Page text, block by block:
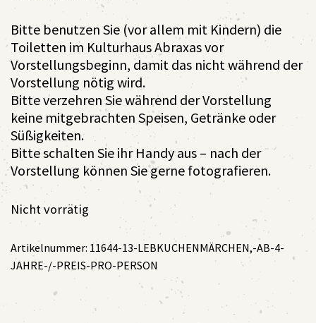
Bitte benutzen Sie (vor allem mit Kindern) die
Toiletten im Kulturhaus Abraxas vor
Vorstellungsbeginn, damit das nicht während der
Vorstellung nötig wird.
Bitte verzehren Sie während der Vorstellung
keine mitgebrachten Speisen, Getränke oder
Süßigkeiten.
Bitte schalten Sie ihr Handy aus – nach der
Vorstellung können Sie gerne fotografieren.
Nicht vorrätig
Artikelnummer: 11644-13-LEBKUCHENMÄRCHEN,-AB-4-
JAHRE-/-PREIS-PRO-PERSON